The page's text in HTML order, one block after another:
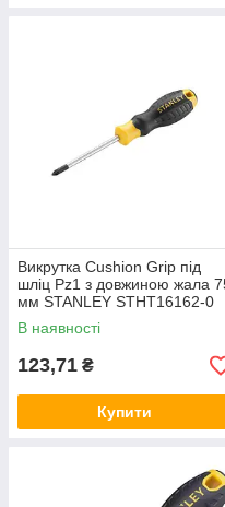
Викрутка Cushion Grip під
шліц Pz1 з довжиною жала
мм STANLEY STHT16162-0
В наявності
123,71 ₴
Купити